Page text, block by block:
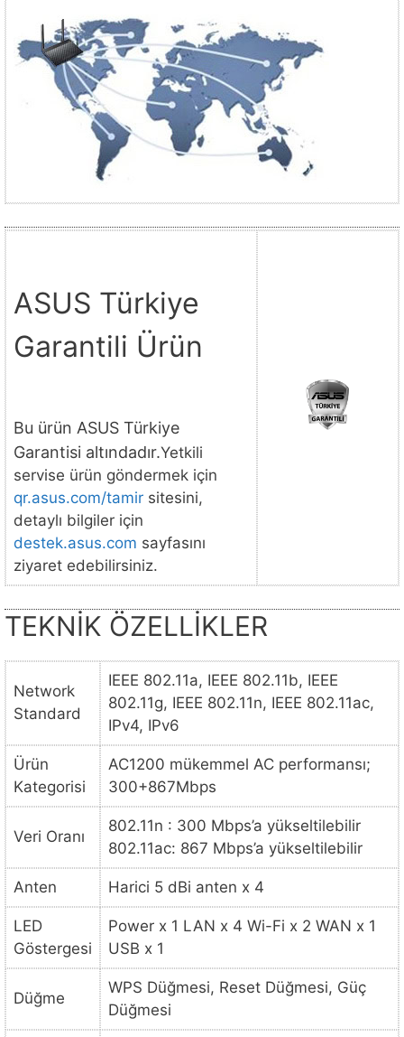
ASUS Türkiye
Garantili Ürün
Bu ürün ASUS Türkiye
Garantisi altındadır.Yetkili
servise ürün göndermek için
qr.asus.com/tamir sitesini,
detaylı bilgiler için
destek.asus.com sayfasını
ziyaret edebilirsiniz.
TEKNİK ÖZELLİKLER
Network
Standard
IEEE 802.11a, IEEE 802.11b, IEEE
802.11g, IEEE 802.11n, IEEE 802.11ac,
IPv4, IPv6
Ürün
Kategorisi
AC1200 mükemmel AC performansı;
300+867Mbps
Veri Oranı
802.11n : 300 Mbps’a yükseltilebilir
802.11ac: 867 Mbps’a yükseltilebilir
Anten Harici 5 dBi anten x 4
LED
Göstergesi
Power x 1 LAN x 4 Wi-Fi x 2 WAN x 1
USB x 1
Düğme
WPS Düğmesi, Reset Düğmesi, Güç
Düğmesi